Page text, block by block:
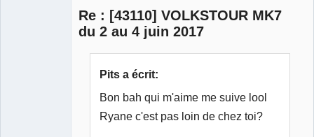
Re : [43110] VOLKSTOUR MK7
du 2 au 4 juin 2017
Pits a écrit:
Bon bah qui m'aime me suive lool
Ryane c'est pas loin de chez toi?